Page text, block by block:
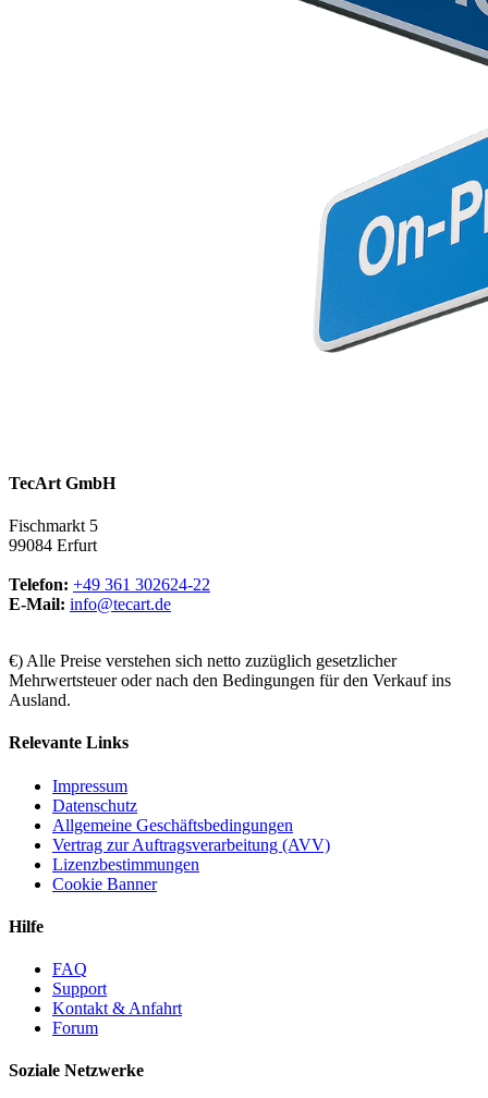
TecArt GmbH
Fischmarkt 5
99084 Erfurt
Telefon: +49 361 302624-22
E-Mail: info@tecart.de
€) Alle Preise verstehen sich netto zuzüglich gesetzlicher
Mehrwertsteuer oder nach den Bedingungen für den Verkauf ins
Ausland.
Relevante Links
Impressum
Datenschutz
Allgemeine Geschäftsbedingungen
Vertrag zur Auftragsverarbeitung (AVV)
Lizenzbestimmungen
Cookie Banner
Hilfe
FAQ
Support
Kontakt & Anfahrt
Forum
Soziale Netzwerke